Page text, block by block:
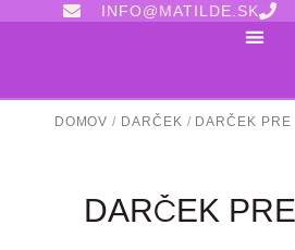
INFO@MATILDE.SK
DOMOV / DARČEK / DARČEK PRE
DARČEK